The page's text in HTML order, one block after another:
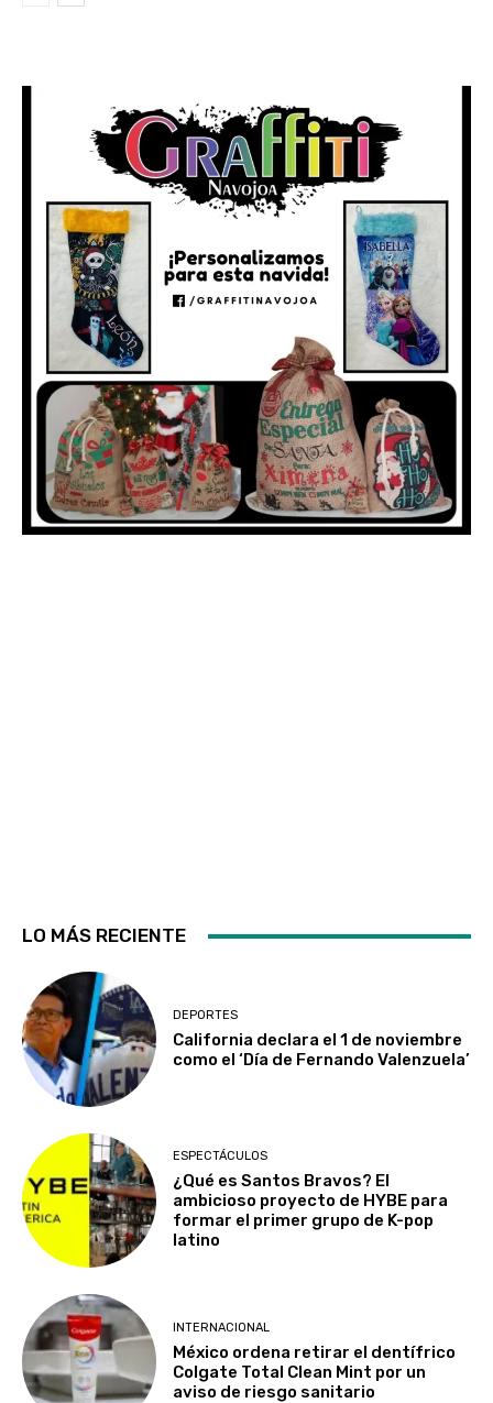
LO MÁS RECIENTE
DEPORTES
California declara el 1 de noviembre
como el ‘Día de Fernando Valenzuela’
ESPECTÁCULOS
¿Qué es Santos Bravos? El
ambicioso proyecto de HYBE para
formar el primer grupo de K-pop
latino
INTERNACIONAL
México ordena retirar el dentífrico
Colgate Total Clean Mint por un
aviso de riesgo sanitario